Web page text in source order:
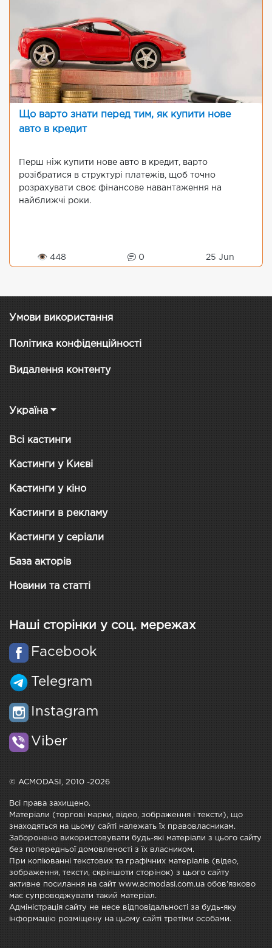
Що варто знати перед тим, як купити нове
авто в кредит
Перш ніж купити нове авто в кредит, варто
розібратися в структурі платежів, щоб точно
розрахувати своє фінансове навантаження на
найближчі роки.
👁 448 0 25 Jun
Умови використання
Політика конфіденційності
Видалення контенту
Україна
Всі кастинги
Кастинги у Києві
Кастинги у кіно
Кастинги в рекламу
Кастинги у серіали
База акторів
Новини та статті
Наші сторінки у соц. мережах
Facebook
Telegram
Instagram
Viber
© ACMODASI, 2010 -2026
Всі права захищено.
Матеріали (торгові марки, відео, зображення і тексти), що
знаходяться на цьому сайті належать їх правовласникам.
Заборонено використовувати будь-які матеріали з цього сайту
без попередньої домовленості з їх власником.
При копіюванні текстових та графічних матеріалів (відео,
зображення, тексти, скріншоти сторінок) з цього сайту
активне посилання на сайт www.acmodasi.com.ua обов'язково
має супроводжувати такий матеріал.
Адміністрація сайту не несе відповідальності за будь-яку
інформацію розміщену на цьому сайті третіми особами.